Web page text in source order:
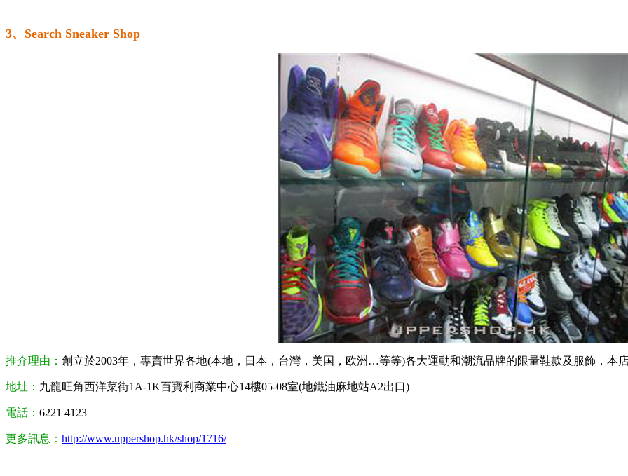
3、Search Sneaker Shop
推介理由： 創立於2003年，專賣世界各地(本地，日本，台灣，美国，欧洲…等等)各大運動和潮流品牌的限量鞋款及服飾，本
地址： 九龍旺角西洋菜街1A-1K百寶利商業中心14樓05-08室(地鐵油麻地站A2出口)
電話： 6221 4123
更多訊息： http://www.uppershop.hk/shop/1716/